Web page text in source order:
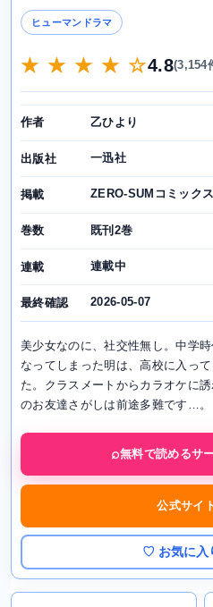
ヒューマンドラマ
★ ★ ★ ★ ☆4.8(3,154
作者 乙ひより
出版社 一迅社
掲載 ZERO-SUMコミックス
巻数 既刊2巻
連載 連載中
最終確認 2026-05-07
美少女なのに、社交性無し。中学
なってしまった明は、高校に入っ
た。クラスメートからカラオケに
のお友達さがしは前途多難です…。
無料で読めるサ
公式サイ
♡ お気に入